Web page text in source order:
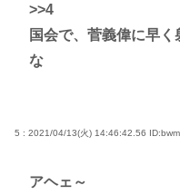
>>4
国会で、菅義偉に早
な
5 : 2021/04/13(火) 14:46:42.56
アヘェ～